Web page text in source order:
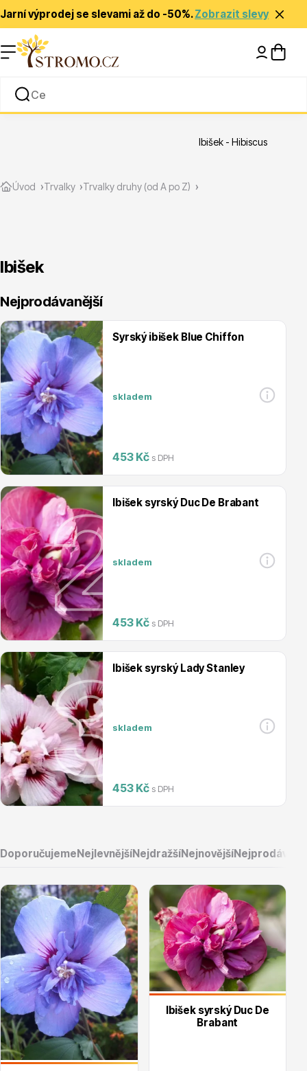
Jarní výprodej se slevami až do -50%.Zobrazit slevy
Rady a tipy
Vřesovištní rostliny
Vánoční stromky v květináčích a řezané
Magnólie
Semena, sadba
Květináče
Úvod Trvalky Trvalky druhy (od A po Z)
Ibišek - Hibiscus
Ibišek
Nejprodávanější
Syrský ibišek Blue Chiffon
skladem
453 Kč s DPH
Ibišek syrský Duc De Brabant
skladem
453 Kč s DPH
Ibišek syrský Lady Stanley
skladem
453 Kč s DPH
DoporučujemeNejlevnějšíNejdražšíNejnovější
Ibišek syrský Duc De
Brabant